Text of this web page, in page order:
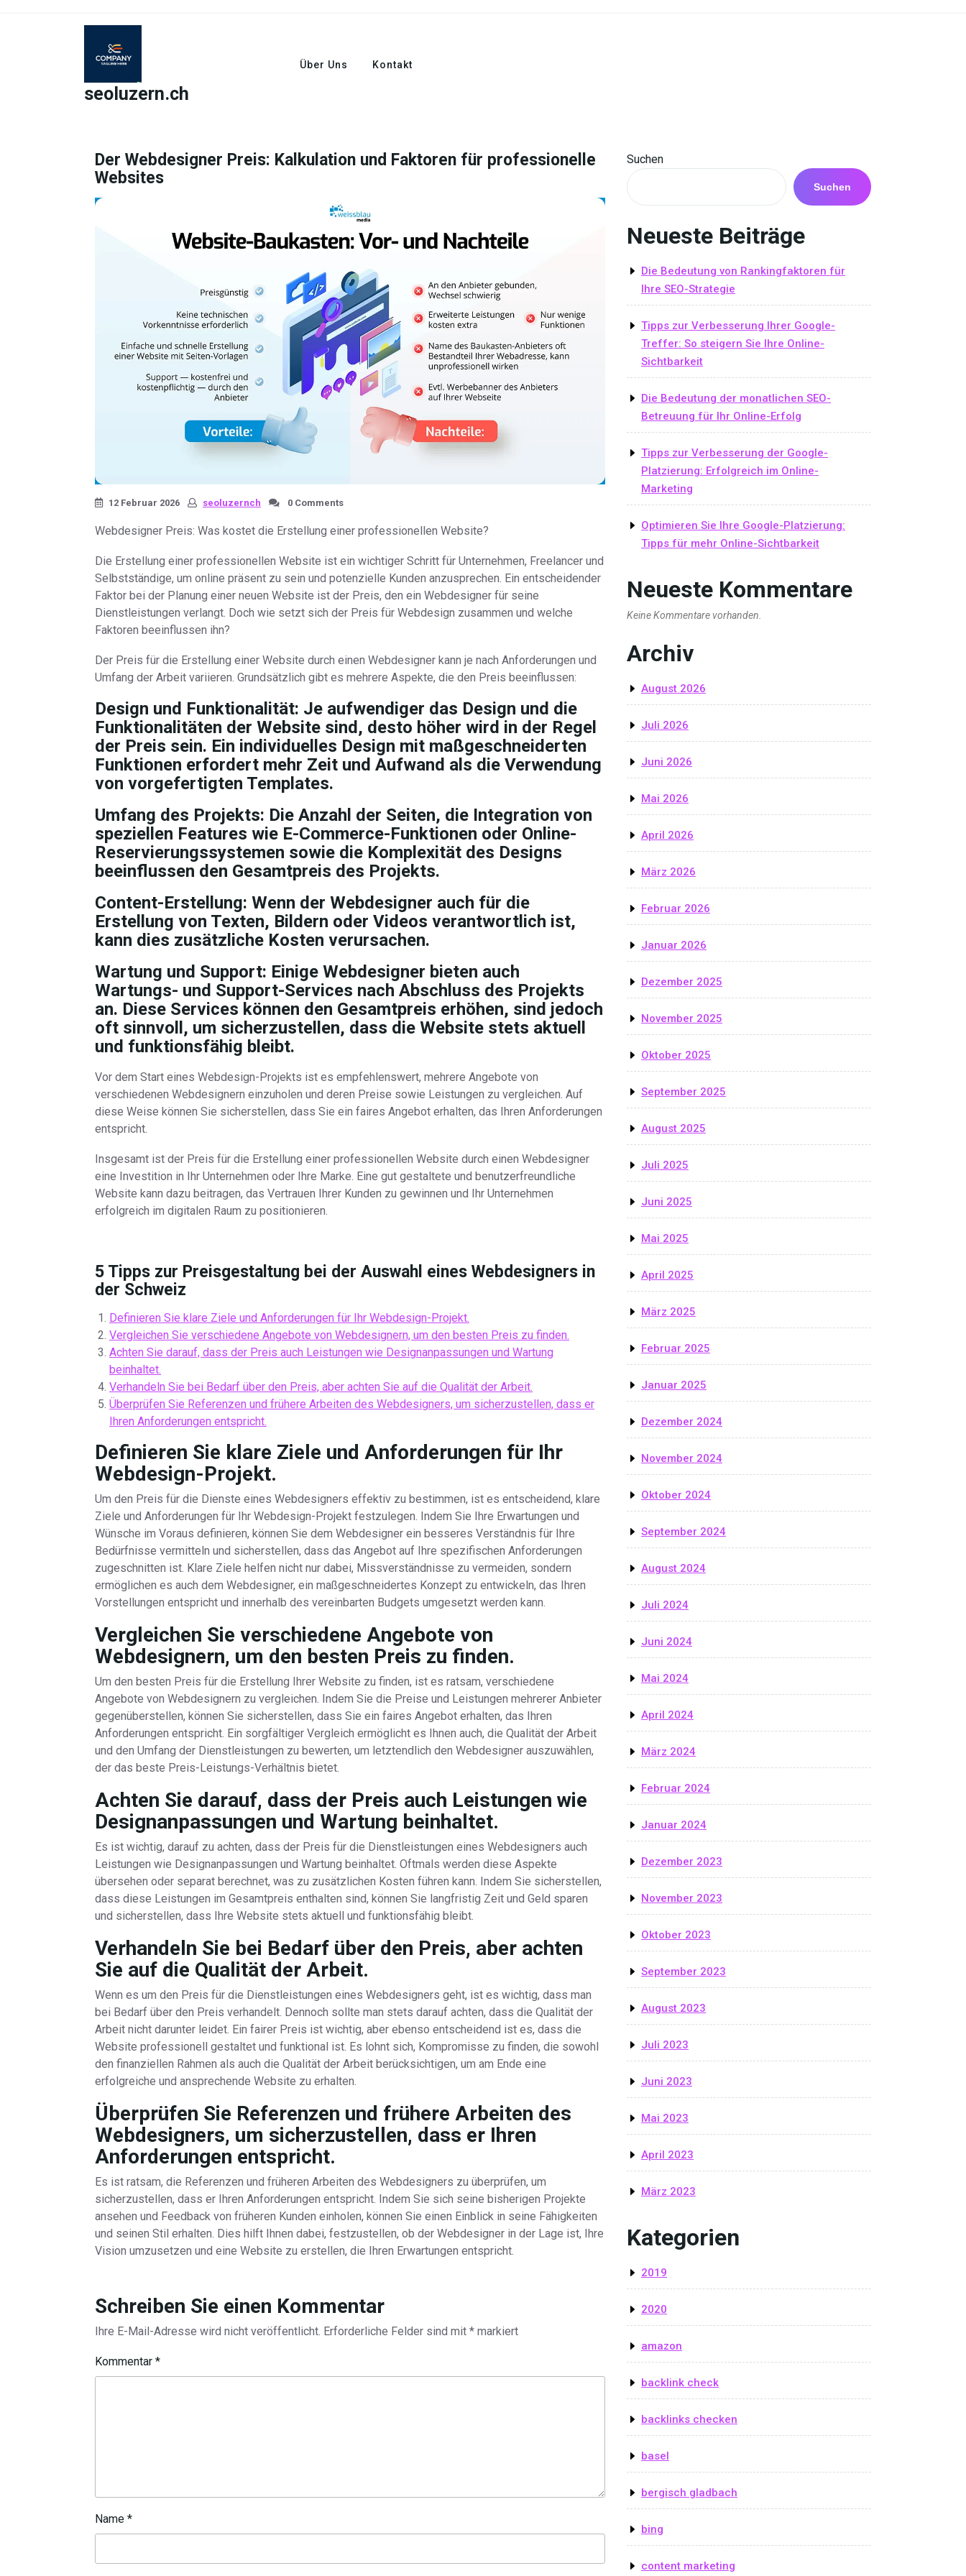
seoluzern.ch
Über Uns Kontakt
Der Webdesigner Preis: Kalkulation und Faktoren für professionelle
Websites
12 Februar 2026 seoluzernch 0 Comments
Webdesigner Preis: Was kostet die Erstellung einer professionellen Website?
Die Erstellung einer professionellen Website ist ein wichtiger Schritt für Unternehmen, Freelancer und
Selbstständige, um online präsent zu sein und potenzielle Kunden anzusprechen. Ein entscheidender
Faktor bei der Planung einer neuen Website ist der Preis, den ein Webdesigner für seine
Dienstleistungen verlangt. Doch wie setzt sich der Preis für Webdesign zusammen und welche
Faktoren beeinflussen ihn?
Der Preis für die Erstellung einer Website durch einen Webdesigner kann je nach Anforderungen und
Umfang der Arbeit variieren. Grundsätzlich gibt es mehrere Aspekte, die den Preis beeinflussen:
Design und Funktionalität: Je aufwendiger das Design und die
Funktionalitäten der Website sind, desto höher wird in der Regel
der Preis sein. Ein individuelles Design mit maßgeschneiderten
Funktionen erfordert mehr Zeit und Aufwand als die Verwendung
von vorgefertigten Templates.
Umfang des Projekts: Die Anzahl der Seiten, die Integration von
speziellen Features wie E-Commerce-Funktionen oder Online-
Reservierungssystemen sowie die Komplexität des Designs
beeinflussen den Gesamtpreis des Projekts.
Content-Erstellung: Wenn der Webdesigner auch für die
Erstellung von Texten, Bildern oder Videos verantwortlich ist,
kann dies zusätzliche Kosten verursachen.
Wartung und Support: Einige Webdesigner bieten auch
Wartungs- und Support-Services nach Abschluss des Projekts
an. Diese Services können den Gesamtpreis erhöhen, sind jedoch
oft sinnvoll, um sicherzustellen, dass die Website stets aktuell
und funktionsfähig bleibt.
Vor dem Start eines Webdesign-Projekts ist es empfehlenswert, mehrere Angebote von
verschiedenen Webdesignern einzuholen und deren Preise sowie Leistungen zu vergleichen. Auf
diese Weise können Sie sicherstellen, dass Sie ein faires Angebot erhalten, das Ihren Anforderungen
entspricht.
Insgesamt ist der Preis für die Erstellung einer professionellen Website durch einen Webdesigner
eine Investition in Ihr Unternehmen oder Ihre Marke. Eine gut gestaltete und benutzerfreundliche
Website kann dazu beitragen, das Vertrauen Ihrer Kunden zu gewinnen und Ihr Unternehmen
erfolgreich im digitalen Raum zu positionieren.
5 Tipps zur Preisgestaltung bei der Auswahl eines Webdesigners in
der Schweiz
Definieren Sie klare Ziele und Anforderungen für Ihr Webdesign-Projekt.
Vergleichen Sie verschiedene Angebote von Webdesignern, um den besten Preis zu finden.
Achten Sie darauf, dass der Preis auch Leistungen wie Designanpassungen und Wartung
beinhaltet.
Verhandeln Sie bei Bedarf über den Preis, aber achten Sie auf die Qualität der Arbeit.
Überprüfen Sie Referenzen und frühere Arbeiten des Webdesigners, um sicherzustellen, dass er
Ihren Anforderungen entspricht.
Definieren Sie klare Ziele und Anforderungen für Ihr
Webdesign-Projekt.
Um den Preis für die Dienste eines Webdesigners effektiv zu bestimmen, ist es entscheidend, klare
Ziele und Anforderungen für Ihr Webdesign-Projekt festzulegen. Indem Sie Ihre Erwartungen und
Wünsche im Voraus definieren, können Sie dem Webdesigner ein besseres Verständnis für Ihre
Bedürfnisse vermitteln und sicherstellen, dass das Angebot auf Ihre spezifischen Anforderungen
zugeschnitten ist. Klare Ziele helfen nicht nur dabei, Missverständnisse zu vermeiden, sondern
ermöglichen es auch dem Webdesigner, ein maßgeschneidertes Konzept zu entwickeln, das Ihren
Vorstellungen entspricht und innerhalb des vereinbarten Budgets umgesetzt werden kann.
Vergleichen Sie verschiedene Angebote von
Webdesignern, um den besten Preis zu finden.
Um den besten Preis für die Erstellung Ihrer Website zu finden, ist es ratsam, verschiedene
Angebote von Webdesignern zu vergleichen. Indem Sie die Preise und Leistungen mehrerer Anbieter
gegenüberstellen, können Sie sicherstellen, dass Sie ein faires Angebot erhalten, das Ihren
Anforderungen entspricht. Ein sorgfältiger Vergleich ermöglicht es Ihnen auch, die Qualität der Arbeit
und den Umfang der Dienstleistungen zu bewerten, um letztendlich den Webdesigner auszuwählen,
der das beste Preis-Leistungs-Verhältnis bietet.
Achten Sie darauf, dass der Preis auch Leistungen wie
Designanpassungen und Wartung beinhaltet.
Es ist wichtig, darauf zu achten, dass der Preis für die Dienstleistungen eines Webdesigners auch
Leistungen wie Designanpassungen und Wartung beinhaltet. Oftmals werden diese Aspekte
übersehen oder separat berechnet, was zu zusätzlichen Kosten führen kann. Indem Sie sicherstellen,
dass diese Leistungen im Gesamtpreis enthalten sind, können Sie langfristig Zeit und Geld sparen
und sicherstellen, dass Ihre Website stets aktuell und funktionsfähig bleibt.
Verhandeln Sie bei Bedarf über den Preis, aber achten
Sie auf die Qualität der Arbeit.
Wenn es um den Preis für die Dienstleistungen eines Webdesigners geht, ist es wichtig, dass man
bei Bedarf über den Preis verhandelt. Dennoch sollte man stets darauf achten, dass die Qualität der
Arbeit nicht darunter leidet. Ein fairer Preis ist wichtig, aber ebenso entscheidend ist es, dass die
Website professionell gestaltet und funktional ist. Es lohnt sich, Kompromisse zu finden, die sowohl
den finanziellen Rahmen als auch die Qualität der Arbeit berücksichtigen, um am Ende eine
erfolgreiche und ansprechende Website zu erhalten.
Überprüfen Sie Referenzen und frühere Arbeiten des
Webdesigners, um sicherzustellen, dass er Ihren
Anforderungen entspricht.
Es ist ratsam, die Referenzen und früheren Arbeiten des Webdesigners zu überprüfen, um
sicherzustellen, dass er Ihren Anforderungen entspricht. Indem Sie sich seine bisherigen Projekte
ansehen und Feedback von früheren Kunden einholen, können Sie einen Einblick in seine Fähigkeiten
und seinen Stil erhalten. Dies hilft Ihnen dabei, festzustellen, ob der Webdesigner in der Lage ist, Ihre
Vision umzusetzen und eine Website zu erstellen, die Ihren Erwartungen entspricht.
Schreiben Sie einen Kommentar
Ihre E-Mail-Adresse wird nicht veröffentlicht. Erforderliche Felder sind mit * markiert
Kommentar *
Name *
Suchen
Suchen
Neueste Beiträge
Die Bedeutung von Rankingfaktoren für
Ihre SEO-Strategie
Tipps zur Verbesserung Ihrer Google-
Treffer: So steigern Sie Ihre Online-
Sichtbarkeit
Die Bedeutung der monatlichen SEO-
Betreuung für Ihr Online-Erfolg
Tipps zur Verbesserung der Google-
Platzierung: Erfolgreich im Online-
Marketing
Optimieren Sie Ihre Google-Platzierung:
Tipps für mehr Online-Sichtbarkeit
Neueste Kommentare
Keine Kommentare vorhanden.
Archiv
August 2026
Juli 2026
Juni 2026
Mai 2026
April 2026
März 2026
Februar 2026
Januar 2026
Dezember 2025
November 2025
Oktober 2025
September 2025
August 2025
Juli 2025
Juni 2025
Mai 2025
April 2025
März 2025
Februar 2025
Januar 2025
Dezember 2024
November 2024
Oktober 2024
September 2024
August 2024
Juli 2024
Juni 2024
Mai 2024
April 2024
März 2024
Februar 2024
Januar 2024
Dezember 2023
November 2023
Oktober 2023
September 2023
August 2023
Juli 2023
Juni 2023
Mai 2023
April 2023
März 2023
Kategorien
2019
2020
amazon
backlink check
backlinks checken
basel
bergisch gladbach
bing
content marketing